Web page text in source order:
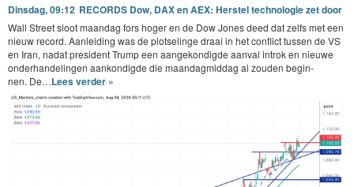
Dinsdag, 09:12 RECORDS Dow, DAX en AEX: Herstel technologie zet door
Wall Street sloot maandag fors hoger en de Dow Jones deed dat zelfs met een
nieuw record. Aan­lei­d­ing was de plot­selinge draai in het con­flict tussen de VS
en Iran, nadat pres­i­dent Trump een aangekondigde aan­val introk en nieuwe
onder­han­delin­gen aankondigde die maandag­mid­dag al zouden begin­
nen. De…Lees verder »